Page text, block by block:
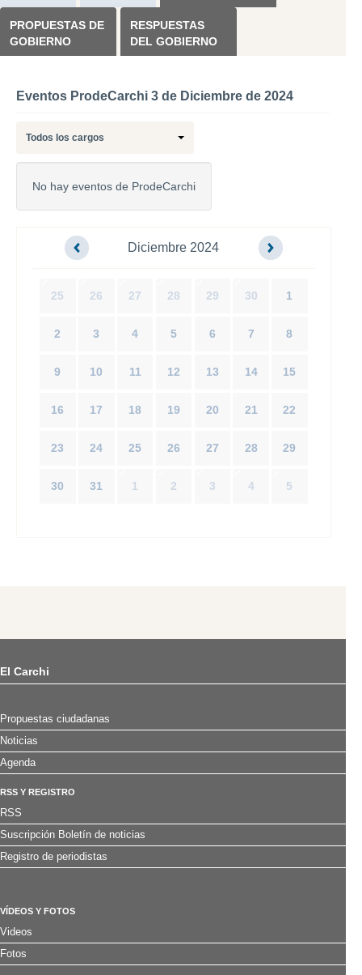
PROPUESTAS DE
GOBIERNO
RESPUESTAS
DEL GOBIERNO
Eventos ProdeCarchi 3 de Diciembre de 2024
Todos los cargos
No hay eventos de ProdeCarchi
Diciembre 2024
25 26 27 28 29 30 1
2 3 4 5 6 7 8
9 10 11 12 13 14 15
16 17 18 19 20 21 22
23 24 25 26 27 28 29
30 31 1 2 3 4 5
El Carchi
Propuestas ciudadanas
Noticias
Agenda
RSS Y REGISTRO
RSS
Suscripción Boletín de noticias
Registro de periodistas
VÍDEOS Y FOTOS
Videos
Fotos